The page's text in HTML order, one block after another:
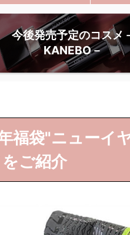
今後発売予定のコスメ
KANEBO－
福袋"ニューイ
ご紹介